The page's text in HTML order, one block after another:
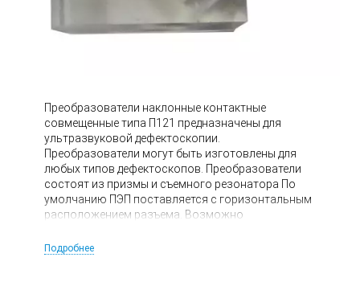
Преобразователи наклонные контактные
совмещенные типа П121 предназначены для
ультразвуковой дефектоскопии.
Преобразователи могут быть изготовлены для
любых типов дефектоскопов. Преобразователи
состоят из призмы и съемного резонатора По
умолчанию ПЭП поставляется с горизонтальным
расположением разъема. Возможно
вертикальным расположением разъема.
Подробнее